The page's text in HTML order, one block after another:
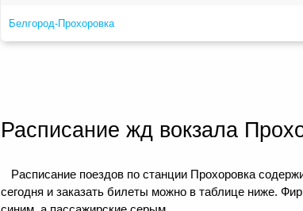
Белгород-Прохоровка
Расписание жд вокзала
Расписание поездов по станции Прохоровка
сегодня и заказать билеты можно в таблице ниже.